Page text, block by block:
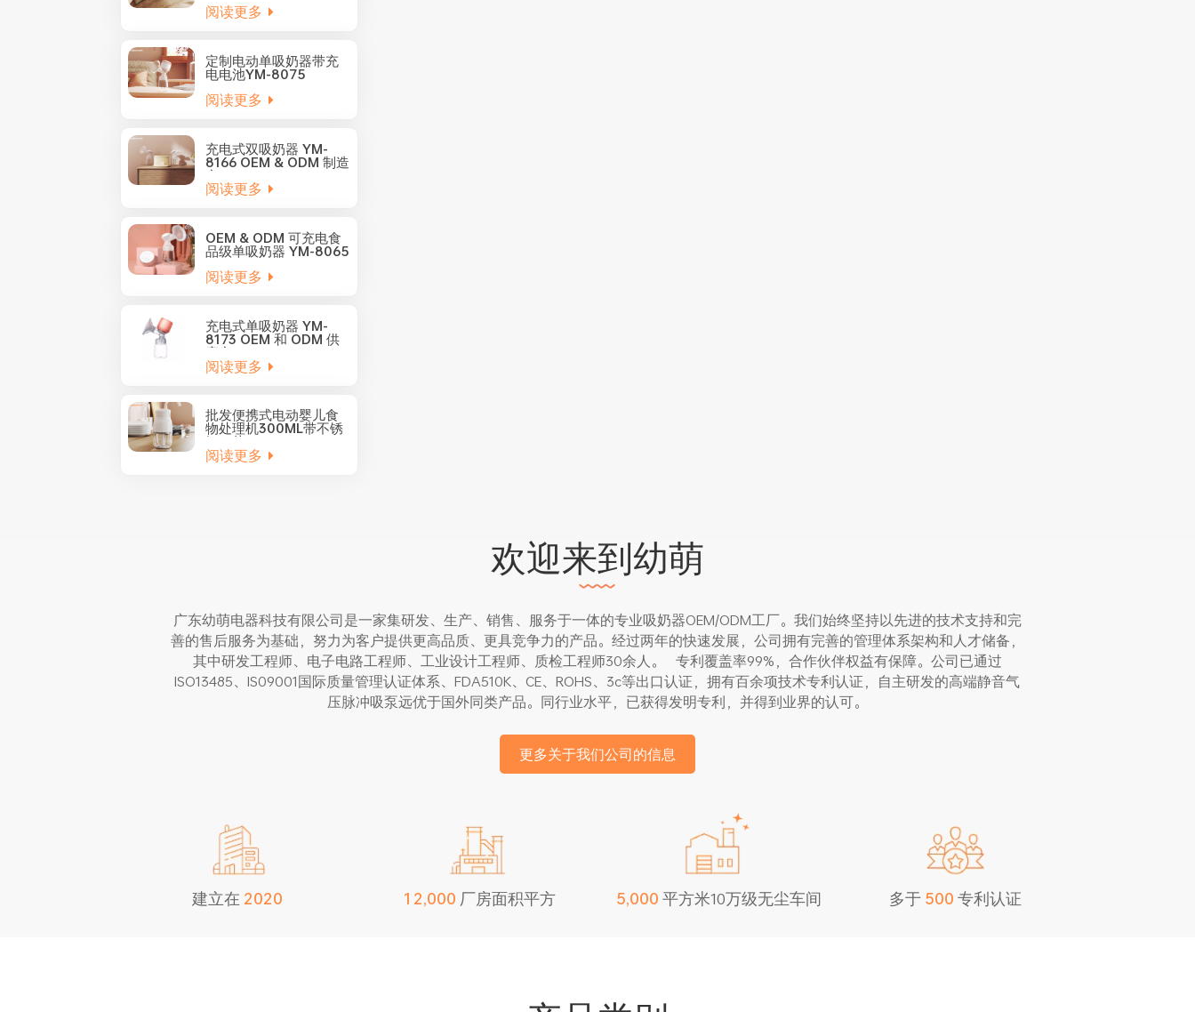
阅读更多
定制电动单吸奶器带充
电电池YM-8075
阅读更多
充电式双吸奶器 YM-
8166 OEM & ODM 制造
商
阅读更多
OEM & ODM 可充电食
品级单吸奶器 YM-8065
阅读更多
充电式单吸奶器 YM-
8173 OEM 和 ODM 供
应商
阅读更多
批发便携式电动婴儿食
物处理机300ML带不锈
钢刀片YM-5001
阅读更多
欢迎来到幼萌
广东幼萌电器科技有限公司是一家集研发、生产、销售、服务于一体的专业吸奶器OEM/ODM工厂。我们始终坚持以先进的技术支持和完
善的售后服务为基础，努力为客户提供更高品质、更具竞争力的产品。经过两年的快速发展，公司拥有完善的管理体系架构和人才储备，
其中研发工程师、电子电路工程师、工业设计工程师、质检工程师30余人。 专利覆盖率99%，合作伙伴权益有保障。公司已通过
ISO13485、IS09001国际质量管理认证体系、FDA510K、CE、ROHS、3c等出口认证，拥有百余项技术专利认证，自主研发的高端静音气
压脉冲吸泵远优于国外同类产品。同行业水平，已获得发明专利，并得到业界的认可。
更多关于我们公司的信息
建立在 2020 1 2,000 厂房面积平方 5,000平方米10万级无尘车间 多于500 专利认证